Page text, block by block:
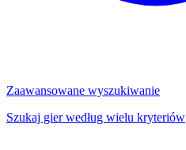
Zaawansowane wyszukiwanie
Szukaj gier według wielu kryteriów